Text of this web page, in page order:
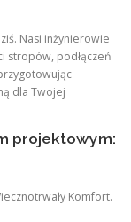
Nasi inżynierowie
stropów, podłączeń
dla Twojej
projektowym:
Komfort.